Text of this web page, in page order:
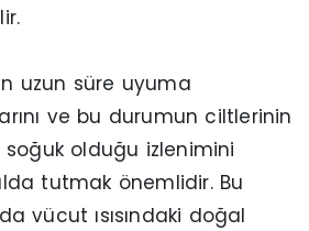
uzun süre uyuma
ve bu durumun ciltlerinin
olduğu izlenimini
tutmak önemlidir. Bu
vücut ısısındaki doğal